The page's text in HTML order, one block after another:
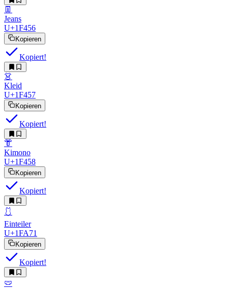
👖
Jeans
U+1F456
Kopieren
Kopiert!
👗
Kleid
U+1F457
Kopieren
Kopiert!
👘
Kimono
U+1F458
Kopieren
Kopiert!
🩱
Einteiler
U+1FA71
Kopieren
Kopiert!
🩲